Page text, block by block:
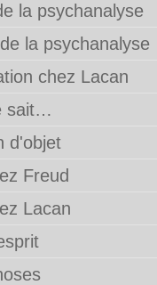
la psychanalyse
la psychanalyse
chez Lacan
sait…
d'objet
Freud
Lacan